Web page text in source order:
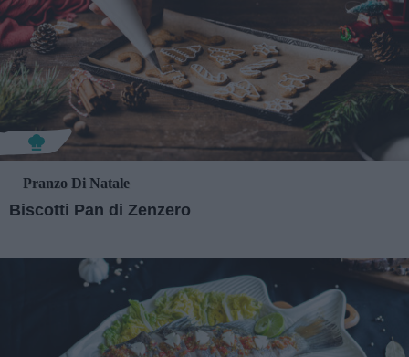
Pranzo Di Natale
Biscotti Pan di Zenzero